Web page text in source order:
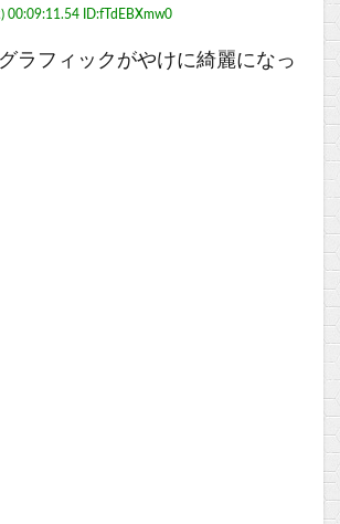
00:09:11.54 ID:fTdEBXmw0
ラフィックがやけに綺麗になっ